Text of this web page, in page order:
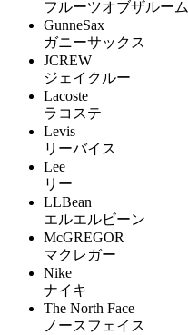
フルーツオブザルーム
GunneSax
ガニーサックス
JCREW
ジェイクルー
Lacoste
ラコステ
Levis
リーバイス
Lee
リー
LLBean
エルエルビーン
McGREGOR
マクレガー
Nike
ナイキ
The North Face
ノースフェイス